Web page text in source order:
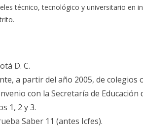
técnico, tecnológico y universitario en
D. C.
a partir del año 2005, de colegios
con la Secretaría de Educación
1, 2 y 3.
Saber 11 (antes Icfes).